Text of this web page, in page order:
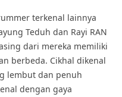
terkenal lainnya
Teduh dan Rayi RAN
dari mereka memiliki
berbeda. Cikhal dikenal
lembut dan penuh
dengan gaya